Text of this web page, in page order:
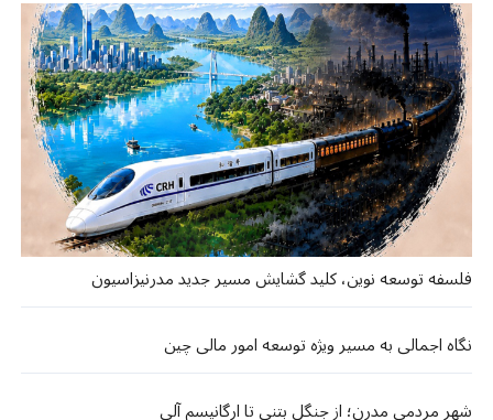
فلسفه توسعه نوین، کلید گشایش مسیر جدید مدرنیزاسیون
نگاه اجمالی به مسیر ویژه توسعه امور مالی چین
شهر مردمی مدرن؛ از جنگل بتنی تا ارگانیسم آلی